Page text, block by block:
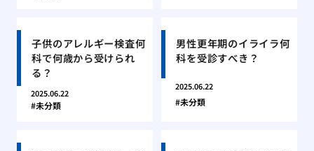
子供のアレルギー検査何
科で何歳から受けられ
る？
2025.06.22
未分類
男性更年期のイライラ何
科を受診すべき？
2025.06.22
未分類